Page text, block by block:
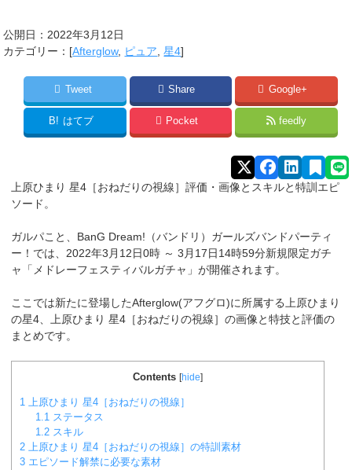
公開日： 2022年3月12日
カテゴリー：[Afterglow, ピュア ,星4]
Tweet Share Google+
B! はてブ Pocket feedly
上原ひまり 星4［おねだりの視線］評価・画像とスキルと特訓エピ
ソード。
ガルパこと、BanG Dream!（バンドリ）ガールズバンドパーティ
ー！では、2022年3月12日0時 ～ 3月17日14時59分新規限定ガチ
ャ「メドレーフェスティバルガチャ」が開催されます。
ここでは新たに登場したAfterglow(アフグロ)に所属する上原ひまり
の星4、上原ひまり 星4［おねだりの視線］の画像と特技と評価の
まとめです。
Contents [hide]
1 上原ひまり 星4［おねだりの視線］
1.1 ステータス
1.2 スキル
2 上原ひまり 星4［おねだりの視線］の特訓素材
3 エピソード解禁に必要な素材